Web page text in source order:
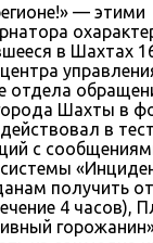
—
в Шахтах
отдела
Шахты в
в
с
системы
получить
4 часов),